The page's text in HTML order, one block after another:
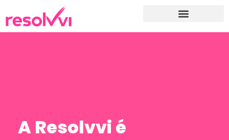
A Resolvvi é